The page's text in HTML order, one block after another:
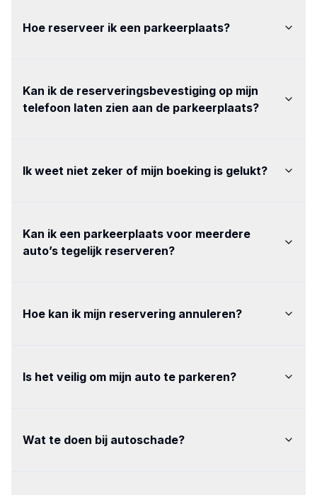
Hoe reserveer ik een parkeerplaats?
Kan ik de reserveringsbevestiging op mijn
telefoon laten zien aan de parkeerplaats?
Ik weet niet zeker of mijn boeking is gelukt?
Kan ik een parkeerplaats voor meerdere
auto’s tegelijk reserveren?
Hoe kan ik mijn reservering annuleren?
Is het veilig om mijn auto te parkeren?
Wat te doen bij autoschade?